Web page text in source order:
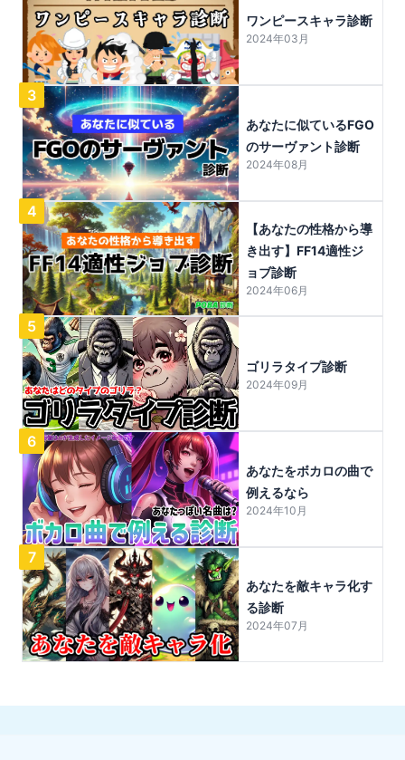
ワンピースキャラ診断
2024年03月
3
あなたに似ているFGO
のサーヴァント診断
2024年08月
4
【あなたの性格から導
き出す】FF14適性ジ
ョブ診断
2024年06月
5
ゴリラタイプ診断
2024年09月
6
あなたをボカロの曲で
例えるなら
2024年10月
7
あなたを敵キャラ化す
る診断
2024年07月